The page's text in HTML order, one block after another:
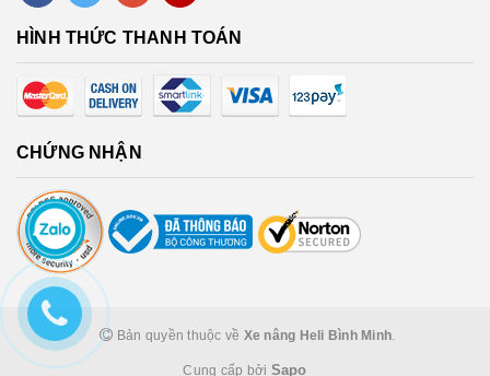
HÌNH THỨC THANH TOÁN
CHỨNG NHẬN
Bản quyền thuộc về Xe nâng Heli Bình Minh.
Cung cấp bởi Sapo